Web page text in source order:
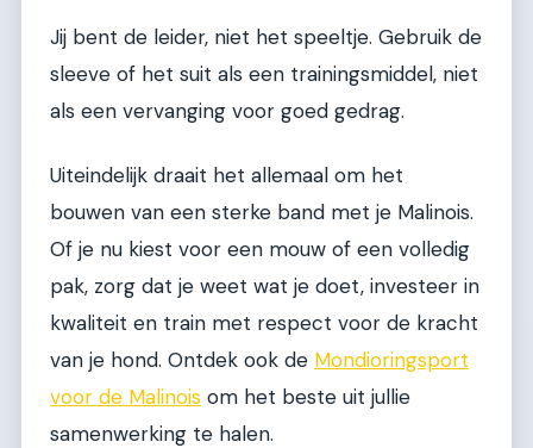
Jij bent de leider, niet het speeltje. Gebruik de
sleeve of het suit als een trainingsmiddel, niet
als een vervanging voor goed gedrag.
Uiteindelijk draait het allemaal om het
bouwen van een sterke band met je Malinois.
Of je nu kiest voor een mouw of een volledig
pak, zorg dat je weet wat je doet, investeer in
kwaliteit en train met respect voor de kracht
van je hond. Ontdek ook de Mondioringsport
voor de Malinois om het beste uit jullie
samenwerking te halen.